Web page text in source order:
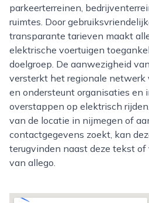
parkeerterreinen,
ruimtes. Door
transparante tarieven maakt
elektrische voertuigen
doelgroep. De aanwezigheid
versterkt het regionale netwerk
en ondersteunt organisaties en
overstappen op elektrisch
van de locatie in nijmegen of
contactgegevens zoekt, kan
terugvinden naast deze tekst
van allego.